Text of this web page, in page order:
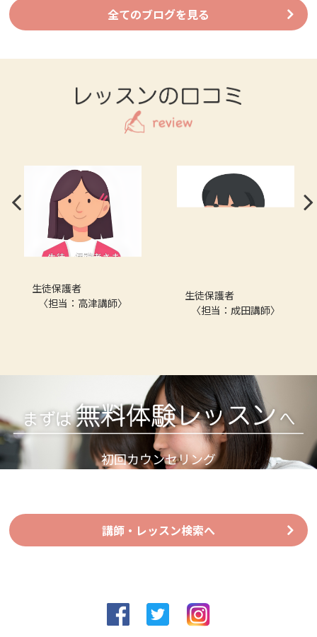
全てのブログを見る
生徒保護者
〈担当：高津講師〉
生徒保護者
〈担当：成田講師〉
初回カウンセリング
講師・レッスン検索へ